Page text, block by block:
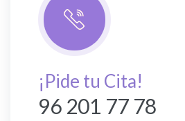
¡Pide tu Cita!
96 201 77 78